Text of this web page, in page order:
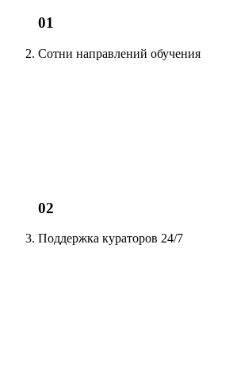
01
Сотни направлений обучения
02
Поддержка кураторов 24/7